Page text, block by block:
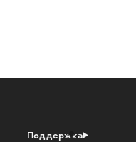
Поддержка